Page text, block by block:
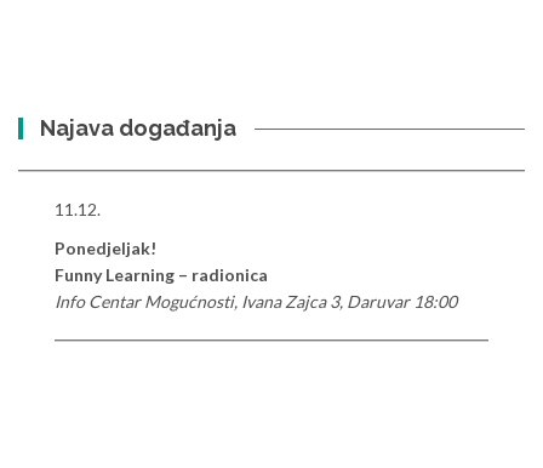
Najava događanja
11.12.
Ponedjeljak!
Funny Learning – radionica
Info Centar Mogućnosti, Ivana Zajca 3, Daruvar 18:00